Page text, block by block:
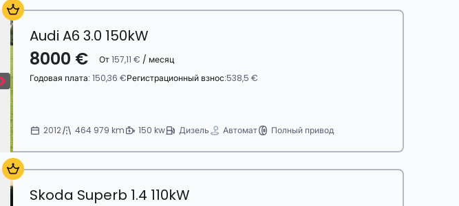
Audi A6 3.0 150kW
8000 € От157,11 € / месяц
Годовая плата: 150,36 €Регистрационный взнос:538,5 €
2012 464 979 km 150 kw Дизель Автомат Полный привод
Skoda Superb 1.4 110kW